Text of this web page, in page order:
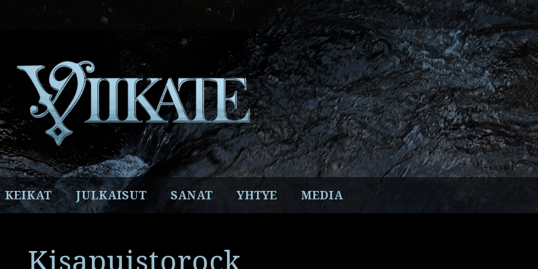
Facebook
InstagramYouTube
Spotify
KEIKAT JULKAISUT SANAT YHTYE MEDIA
Kisapuistorock